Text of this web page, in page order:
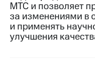
Новости
в
регионе
МТС и позволяет
за изменениями в
и применять
улучшения